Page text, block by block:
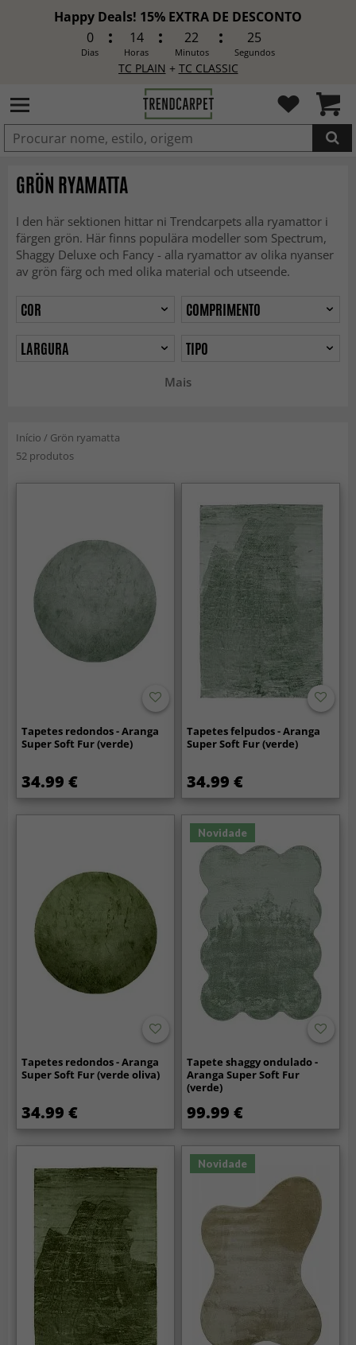
Happy Deals! 15% EXTRA DE DESCONTO
0
Dias
14
Horas
22
Minutos
23
Segundos
TC PLAIN + TC CLASSIC
GRÖN RYAMATTA
I den här sektionen hittar ni Trendcarpets alla ryamattor i
färgen grön. Här finns populära modeller som Spectrum,
Shaggy Deluxe och Fancy - alla ryamattor av olika nyanser
av grön färg och med olika material och utseende.
Mais
COR
COMPRIMENTO
LARGURA
TIPO
Início / Grön ryamatta
52 produtos
Tapetes redondos - Aranga
Super Soft Fur (verde)
34.99 €
Tapetes felpudos - Aranga
Super Soft Fur (verde)
34.99 €
Tapetes redondos - Aranga
Super Soft Fur (verde oliva)
34.99 €
Novidade
Tapete shaggy ondulado -
Aranga Super Soft Fur
(verde)
99.99 €
Novidade